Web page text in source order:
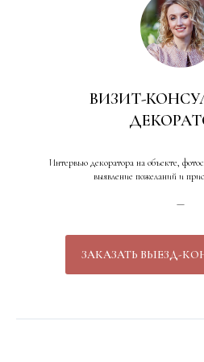
ВИЗИТ-
Интервью декоратора на объекте,
выявление пожеланий и
—
ЗАКАЗАТЬ ВЫЕЗД-